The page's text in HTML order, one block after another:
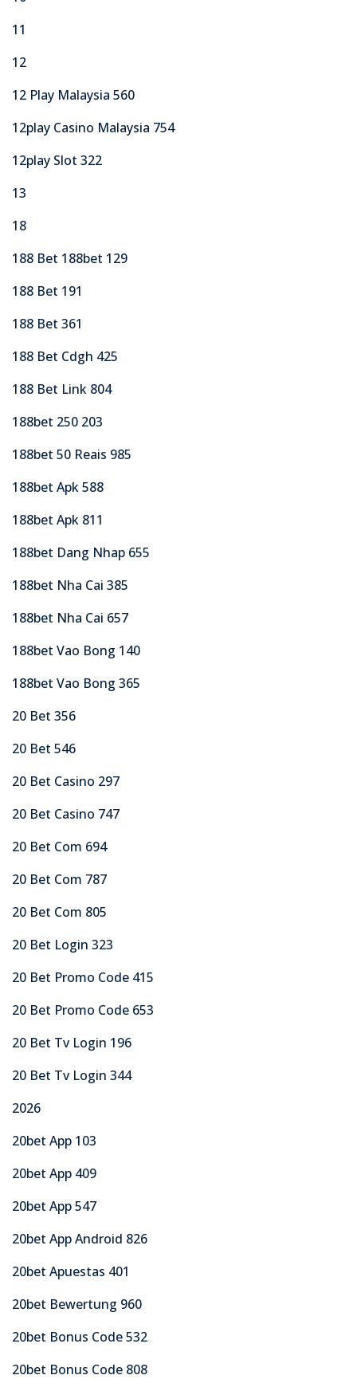
11
12
12 Play Malaysia 560
12play Casino Malaysia 754
12play Slot 322
13
18
188 Bet 188bet 129
188 Bet 191
188 Bet 361
188 Bet Cdgh 425
188 Bet Link 804
188bet 250 203
188bet 50 Reais 985
188bet Apk 588
188bet Apk 811
188bet Dang Nhap 655
188bet Nha Cai 385
188bet Nha Cai 657
188bet Vao Bong 140
188bet Vao Bong 365
20 Bet 356
20 Bet 546
20 Bet Casino 297
20 Bet Casino 747
20 Bet Com 694
20 Bet Com 787
20 Bet Com 805
20 Bet Login 323
20 Bet Promo Code 415
20 Bet Promo Code 653
20 Bet Tv Login 196
20 Bet Tv Login 344
2026
20bet App 103
20bet App 409
20bet App 547
20bet App Android 826
20bet Apuestas 401
20bet Bewertung 960
20bet Bonus Code 532
20bet Bonus Code 808